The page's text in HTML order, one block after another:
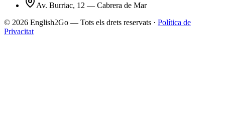
Av. Burriac, 12 — Cabrera de Mar
© 2026 English2Go — Tots els drets reservats · Política de
Privacitat